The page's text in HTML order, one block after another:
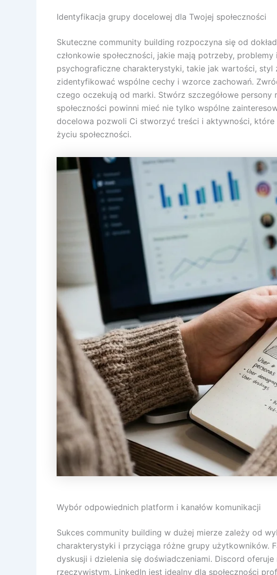
Identyfikacja grupy docelowej dla Twojej społeczności
Skuteczne community building rozpoczyna się od
członkowie społeczności, jakie mają potrzeby,
psychograficzne charakterystyki, takie jak wartości,
zidentyfikować wspólne cechy i wzorce zachowań.
czego oczekują od marki. Stwórz szczegółowe
społeczności powinni mieć nie tylko wspólne
docelowa pozwoli Ci stworzyć treści i aktywności,
życiu społeczności.
Wybór odpowiednich platform i kanałów komunikacji
Sukces community building w dużej mierze zależy od
charakterystyki i przyciąga różne grupy użytkowników.
dyskusji i dzielenia się doświadczeniami. Discord
rzeczywistym. LinkedIn jest idealny dla społeczności